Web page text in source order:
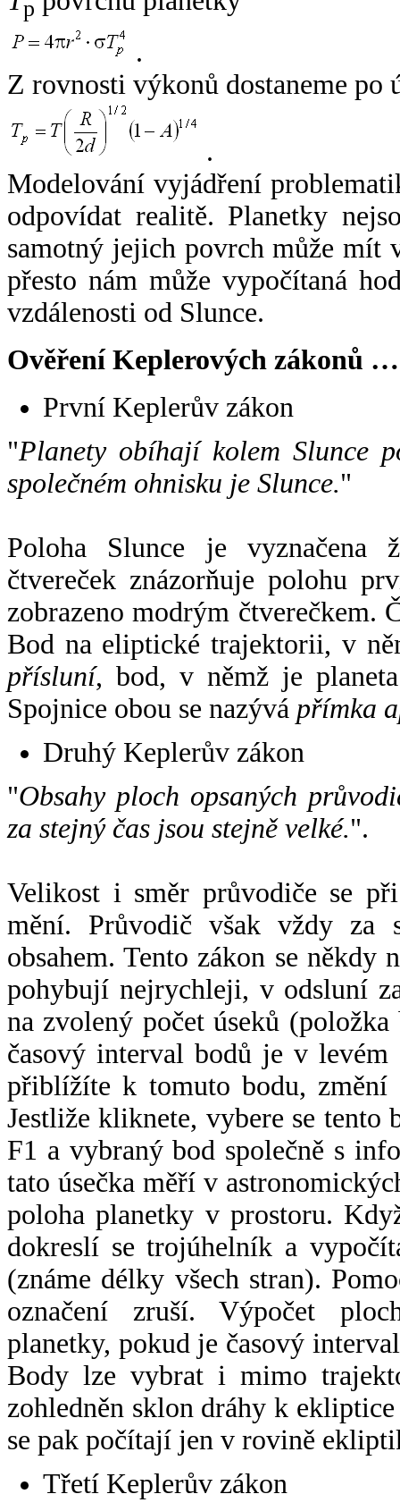
p
.
Z rovnosti výkonů dostaneme po
.
Modelování vyjádření
odpovídat realitě. Planetky
samotný jejich povrch může mít
přesto nám může vypočítaná
vzdálenosti od Slunce.
Ověření Keplerových zákonů …
První Keplerův zákon
"Planety obíhají kolem Slunce
společném ohnisku je Slunce."
Poloha Slunce je vyznačena
čtvereček znázorňuje polohu
zobrazeno modrým čtverečkem.
Bod na eliptické trajektorii, v
přísluní, bod, v němž je
Spojnice obou se nazývá přímka
Druhý Keplerův zákon
"Obsahy ploch opsaných
za stejný čas jsou stejně velké.".
Velikost i směr průvodiče se
mění. Průvodič však vždy za
obsahem. Tento zákon se někdy
pohybují nejrychleji, v odsluní
na zvolený počet úseků
časový interval bodů je v
přiblížíte k tomuto bodu,
Jestliže kliknete, vybere se tento
F1 a vybraný bod společně s
tato úsečka měří v
poloha planetky v prostoru.
dokreslí se trojúhelník a
(známe délky všech stran).
označení zruší. Výpočet
planetky, pokud je časový
Body lze vybrat i mimo
zohledněn sklon dráhy k
se pak počítají jen v rovině
Třetí Keplerův zákon